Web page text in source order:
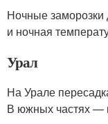
Ночные заморозки
и ночная
Урал
На Урале
В южных частях —